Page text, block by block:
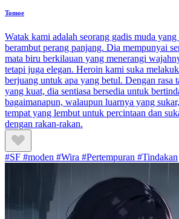
Tomoe
Watak kami adalah seorang gadis muda
berambut perang panjang. Dia mempunyai
mata biru berkilauan yang menerangi
tetapi juga elegan. Heroin kami suka
berjuang untuk apa yang betul. Dengan rasa
yang kuat, dia sentiasa bersedia untuk
bagaimanapun, walaupun luarnya yang
tempat yang lembut untuk percintaan dan
dengan rakan-rakan.
#SF #moden #Wira #Pertempuran #Tindakan